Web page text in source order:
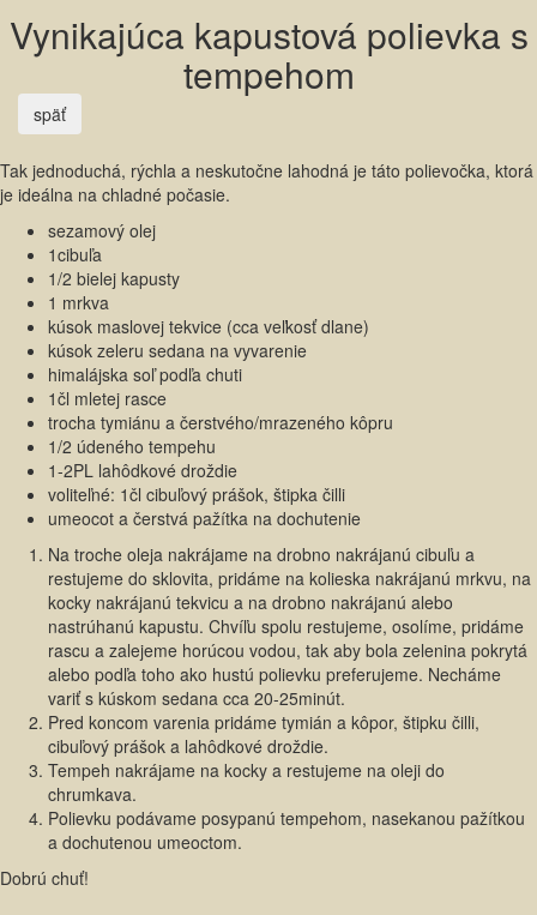
Vynikajúca kapustová polievka s
tempehom
späť
Tak jednoduchá, rýchla a neskutočne lahodná je táto polievočka, ktorá
je ideálna na chladné počasie.
sezamový olej
1cibuľa
1/2 bielej kapusty
1 mrkva
kúsok maslovej tekvice (cca veľkosť dlane)
kúsok zeleru sedana na vyvarenie
himalájska soľ podľa chuti
1čl mletej rasce
trocha tymiánu a čerstvého/mrazeného kôpru
1/2 údeného tempehu
1-2PL lahôdkové droždie
voliteľné: 1čl cibuľový prášok, štipka čilli
umeocot a čerstvá pažítka na dochutenie
Na troche oleja nakrájame na drobno nakrájanú cibuľu a
restujeme do sklovita, pridáme na kolieska nakrájanú mrkvu, na
kocky nakrájanú tekvicu a na drobno nakrájanú alebo
nastrúhanú kapustu. Chvíľu spolu restujeme, osolíme, pridáme
rascu a zalejeme horúcou vodou, tak aby bola zelenina pokrytá
alebo podľa toho ako hustú polievku preferujeme. Necháme
variť s kúskom sedana cca 20-25minút.
Pred koncom varenia pridáme tymián a kôpor, štipku čilli,
cibuľový prášok a lahôdkové droždie.
Tempeh nakrájame na kocky a restujeme na oleji do
chrumkava.
Polievku podávame posypanú tempehom, nasekanou pažítkou
a dochutenou umeoctom.
Dobrú chuť!